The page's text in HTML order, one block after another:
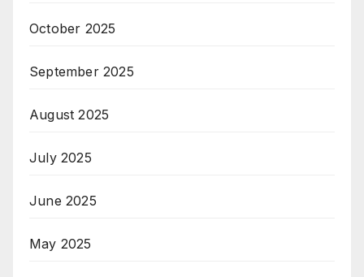
October 2025
September 2025
August 2025
July 2025
June 2025
May 2025